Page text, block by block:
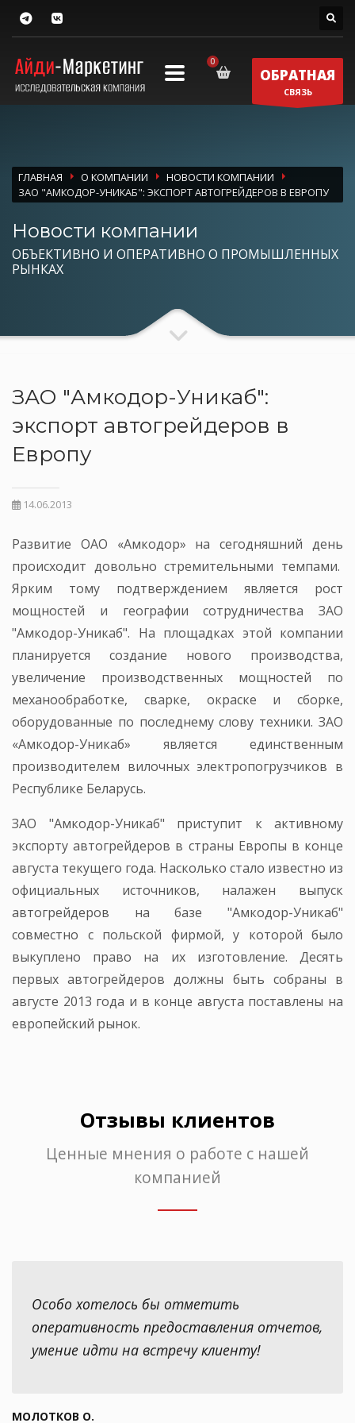
ОБРАТНАЯ
СВЯЗЬ
ГЛАВНАЯ О КОМПАНИИ
НОВОСТИ КОМПАНИИ
ЗАО "АМКОДОР-УНИКАБ": ЭКСПОРТ АВТОГРЕЙДЕРОВ В ЕВРОПУ
Новости компании
ОБЪЕКТИВНО И ОПЕРАТИВНО О ПРОМЫШЛЕННЫХ
РЫНКАХ
ЗАО "Амкодор-Уникаб":
экспорт автогрейдеров в
Европу
14.06.2013
Развитие ОАО «Амкодор» на сегодняшний день
происходит довольно стремительными темпами.
Ярким тому подтверждением является рост
мощностей и географии сотрудничества ЗАО
"Амкодор-Уникаб". На площадках этой компании
планируется создание нового производства,
увеличение производственных мощностей по
механообработке, сварке, окраске и сборке,
оборудованные по последнему слову техники. ЗАО
«Амкодор-Уникаб» является единственным
производителем вилочных электропогрузчиков в
Республике Беларусь.
ЗАО "Амкодор-Уникаб" приступит к активному
экспорту автогрейдеров в страны Европы в конце
августа текущего года. Насколько стало известно из
официальных источников, налажен выпуск
автогрейдеров на базе "Амкодор-Уникаб"
совместно с польской фирмой, у которой было
выкуплено право на их изготовление. Десять
первых автогрейдеров должны быть собраны в
августе 2013 года и в конце августа поставлены на
европейский рынок.
Отзывы клиентов
Ценные мнения о работе с нашей
компанией
Особо хотелось бы отметить
оперативность предоставления отчетов,
умение идти на встречу клиенту!
МОЛОТКОВ О.